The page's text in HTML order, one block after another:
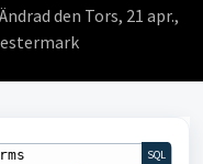
den Tors, 21 apr.,
SQL